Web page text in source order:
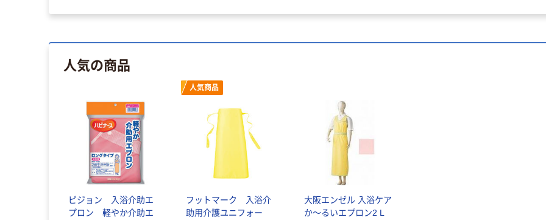
人気の商品
ピジョン 入浴介助エ
プロン 軽やか介助エ
人気商品
フットマーク 入浴介
助用介護ユニフォー
大阪エンゼル 入浴ケア
か～るいエプロン2 L